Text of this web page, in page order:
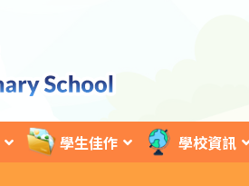
學生佳作 學校資訊